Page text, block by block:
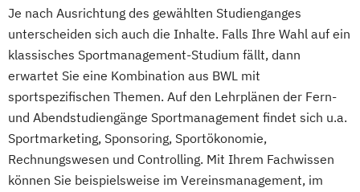
Je nach Ausrichtung des gewählten Studienganges
unterscheiden sich auch die Inhalte. Falls Ihre Wahl auf ein
klassisches Sportmanagement-Studium fällt, dann
erwartet Sie eine Kombination aus BWL mit
sportspezifischen Themen. Auf den Lehrplänen der Fern-
und Abendstudiengänge Sportmanagement findet sich u.a.
Sportmarketing, Sponsoring, Sportökonomie,
Rechnungswesen und Controlling. Mit Ihrem Fachwissen
können Sie beispielsweise im Vereinsmanagement, im